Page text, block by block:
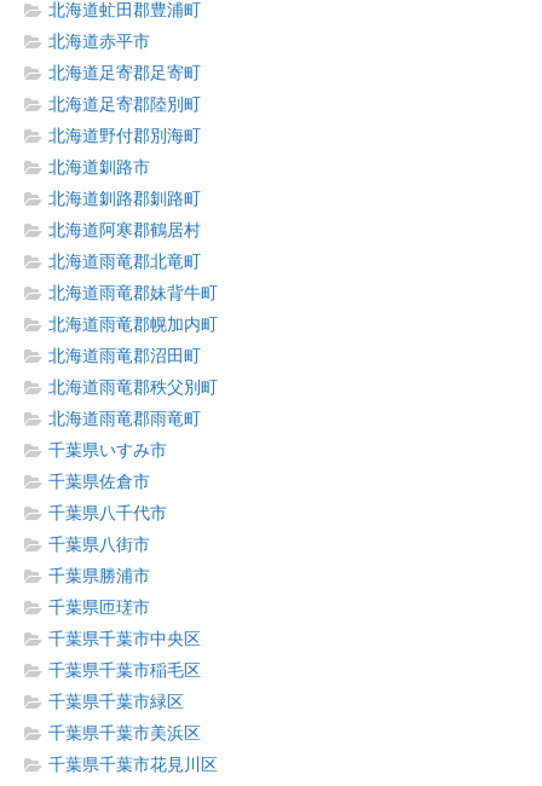
北海道虻田郡豊浦町
北海道赤平市
北海道足寄郡足寄町
北海道足寄郡陸別町
北海道野付郡別海町
北海道釧路市
北海道釧路郡釧路町
北海道阿寒郡鶴居村
北海道雨竜郡北竜町
北海道雨竜郡妹背牛町
北海道雨竜郡幌加内町
北海道雨竜郡沼田町
北海道雨竜郡秩父別町
北海道雨竜郡雨竜町
千葉県いすみ市
千葉県佐倉市
千葉県八千代市
千葉県八街市
千葉県勝浦市
千葉県匝瑳市
千葉県千葉市中央区
千葉県千葉市稲毛区
千葉県千葉市緑区
千葉県千葉市美浜区
千葉県千葉市花見川区